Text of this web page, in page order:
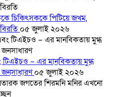
চিকিৎসককে পিটিয়ে জখম,
০৫ জুলাই ২০২৬
– এর মানবিকতায় মুগ্ধ
০৫ জুলাই ২০২৬